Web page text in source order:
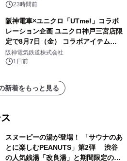
メニューが展開されます
23時間前
阪神電車×ユニクロ「UTme!」コラボ
レーション企画 ユニクロ神戸三宮店限
定で8月7日（金） コラボアイテムが
発売決定！
阪神電気鉄道株式会社
1日前
新着をもっと見る
スヌーピーの湯が登場！ 「サウナのあ
とに楽しむPEANUTS」第2弾 渋谷
の人気銭湯「改良湯」と期間限定のコ